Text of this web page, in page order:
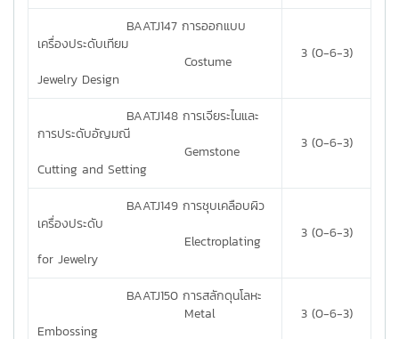
BAATJ147 การออกแบบ
เครื่องประดับเทียม
Costume
Jewelry Design
3 (0-6-3)
BAATJ148 การเจียระไนและ
การประดับอัญมณี
Gemstone
Cutting and Setting
3 (0-6-3)
BAATJ149 การชุบเคลือบผิว
เครื่องประดับ
Electroplating
for Jewelry
3 (0-6-3)
BAATJ150 การสลักดุนโลหะ
Metal
Embossing
3 (0-6-3)